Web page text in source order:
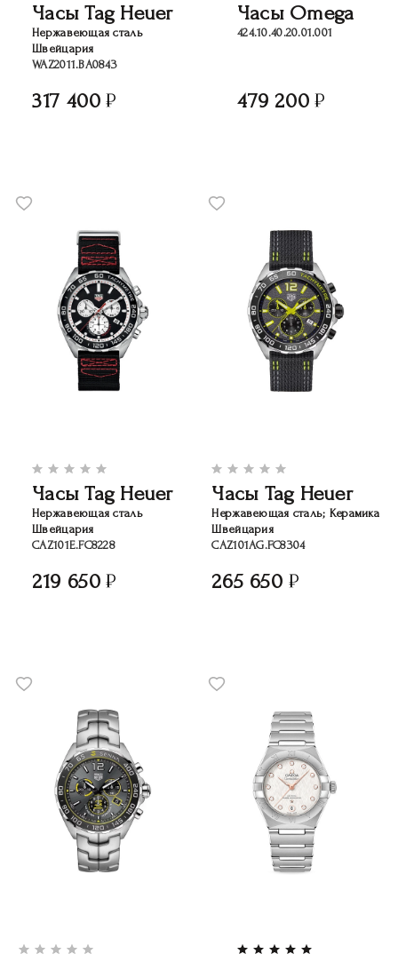
Часы Tag Heuer
Нержавеющая сталь
Швейцария
WAZ2011.BA0843
317 400
Часы Omega
424.10.40.20.01.001
479 200
Часы Tag Heuer
Нержавеющая сталь
Швейцария
CAZ101E.FC8228
219 650
Часы Tag Heuer
Нержавеющая сталь; Керамика
Швейцария
CAZ101AG.FC8304
265 650